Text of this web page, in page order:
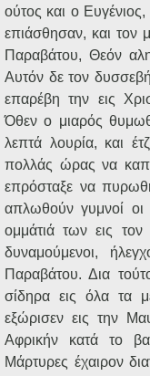
ούτος και ο
επιάσθησαν, και τον
Παραβάτου, Θεόν
Αυτόν δε τον
επαρέβη την εις
Όθεν ο μιαρός
λεπτά λουρία, και
πολλάς ώρας να
επρόσταξε να
απλωθούν γυμνοί οι
ομμάτιά των εις
δυναμούμενοι,
Παραβάτου. Δια
σίδηρα εις όλα τα
εξώρισεν εις την
Αφρικήν κατά το
Μάρτυρες έχαιρον